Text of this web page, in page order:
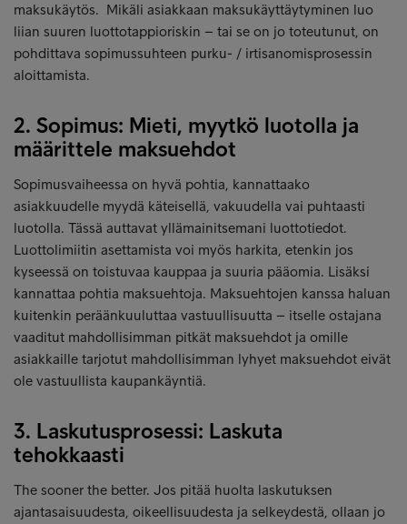
maksukäytös. Mikäli asiakkaan maksukäyttäytyminen luo
liian suuren luottotappioriskin – tai se on jo toteutunut, on
pohdittava sopimussuhteen purku- / irtisanomisprosessin
aloittamista.
2. Sopimus: Mieti, myytkö luotolla ja
määrittele maksuehdot
Sopimusvaiheessa on hyvä pohtia, kannattaako
asiakkuudelle myydä käteisellä, vakuudella vai puhtaasti
luotolla. Tässä auttavat yllämainitsemani luottotiedot.
Luottolimiitin asettamista voi myös harkita, etenkin jos
kyseessä on toistuvaa kauppaa ja suuria pääomia. Lisäksi
kannattaa pohtia maksuehtoja. Maksuehtojen kanssa haluan
kuitenkin peräänkuuluttaa vastuullisuutta – itselle ostajana
vaaditut mahdollisimman pitkät maksuehdot ja omille
asiakkaille tarjotut mahdollisimman lyhyet maksuehdot eivät
ole vastuullista kaupankäyntiä.
3. Laskutusprosessi: Laskuta
tehokkaasti
The sooner the better. Jos pitää huolta laskutuksen
ajantasaisuudesta, oikeellisuudesta ja selkeydestä, ollaan jo